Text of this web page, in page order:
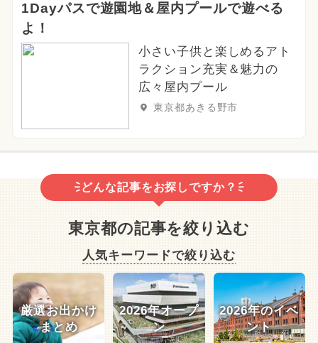
1Dayパスで遊園地＆屋内プールで遊べる
よ！
小さい子供と楽しめるアト
ラクション充実＆魅力の
広々屋内プール
東京都あきる野市
どんな記事をお探しですか？
東京都の記事を絞り込む
人気キーワードで絞り込む
厳選お出かけ
まとめ
2026年オープ
ン
2026年のイベ
ント